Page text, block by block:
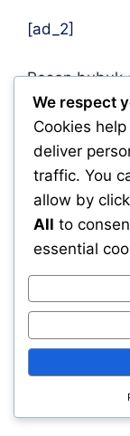
[ad_2]
Resep bubuk
cabai
September
artisanal,BBQ
pedas, challenge
favorit komunitas
Lada Chili,review
scoville scale,
taco
We respect
Cookies
deliver
traffic. You
allow by
All to
essential